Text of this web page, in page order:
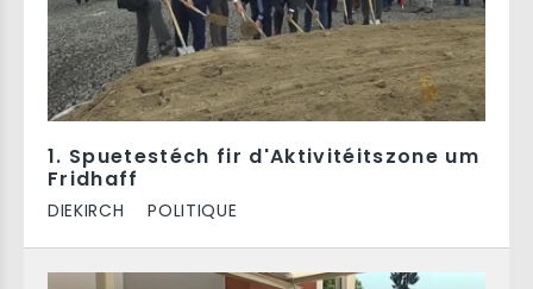
1. Spuetestéch fir d'Aktivitéitszone um
Fridhaff
DIEKIRCH POLITIQUE